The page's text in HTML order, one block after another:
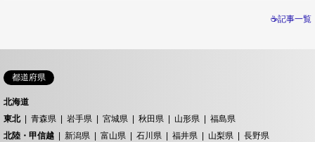
☕記事一覧
都道府県
北海道
東北
青森県 岩手県 宮城県 秋田県 山形県
福島県
北陸・甲信越
新潟県 富山県 石川県 福井県 山梨県
長野県